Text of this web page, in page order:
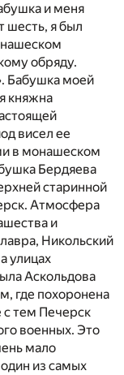
и меня
шесть, я был
обряду.
Бабушка моей
княжна
висел ее
в монашеском
Бердяева
старинной
Атмосфера
и
Никольский
улицах
Аскольдова
где похоронена
с тем Печерск
военных. Это
мало
из самых